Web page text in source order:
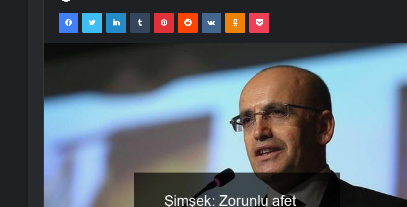
FacebookTwitter LinkedInTumblr PinterestReddit VKontakteOdnoklassniki
Pocket